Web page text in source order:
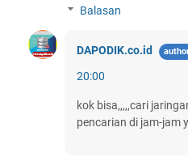
Balasan
DAPODIK.co.id
20:00
kok bisa,,,,,cari
pencarian di jam-jam